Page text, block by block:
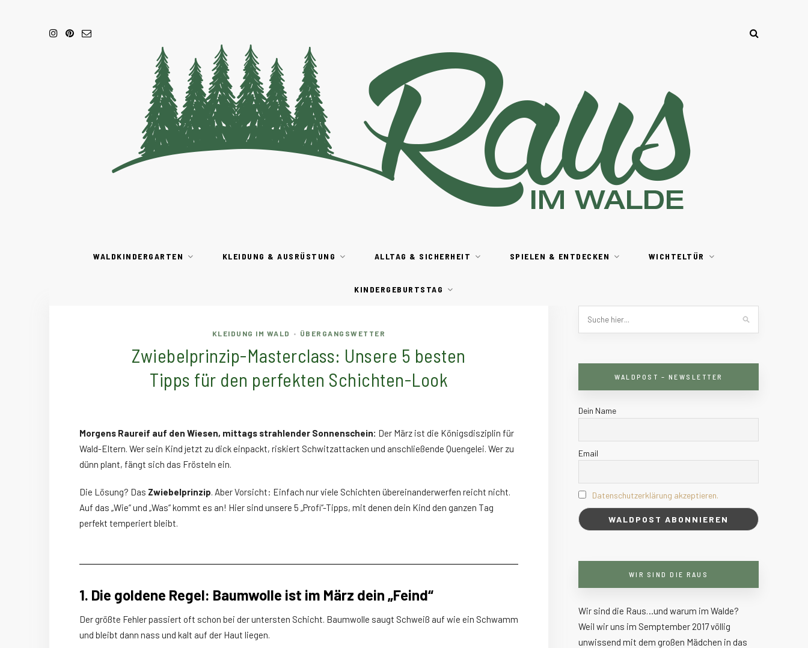
WALDKINDERGARTEN KLEIDUNG & AUSRÜSTUNG ALLTAG & SICHERHEIT SPIELEN & ENTDECKEN WICHTELTÜR
KINDERGEBURTSTAG
KLEIDUNG IM WALD • ÜBERGANGSWETTER
Zwiebelprinzip-Masterclass: Unsere 5 besten
Tipps für den perfekten Schichten-Look
Morgens Raureif auf den Wiesen, mittags strahlender Sonnenschein: Der März ist die Königsdisziplin für
Wald-Eltern. Wer sein Kind jetzt zu dick einpackt, riskiert Schwitzattacken und anschließende Quengelei. Wer zu
dünn plant, fängt sich das Frösteln ein.
Die Lösung? Das Zwiebelprinzip. Aber Vorsicht: Einfach nur viele Schichten übereinanderwerfen reicht nicht.
Auf das „Wie“ und „Was“ kommt es an! Hier sind unsere 5 „Profi“-Tipps, mit denen dein Kind den ganzen Tag
perfekt temperiert bleibt.
1. Die goldene Regel: Baumwolle ist im März dein „Feind“
Der größte Fehler passiert oft schon bei der untersten Schicht. Baumwolle saugt Schweiß auf wie ein Schwamm
und bleibt dann nass und kalt auf der Haut liegen.
WALDPOST – NEWSLETTER
Dein Name
Email
Datenschutzerklärung akzeptieren.
WIR SIND DIE RAUS
Wir sind die Raus…und warum im Walde?
Weil wir uns im Semptember 2017 völlig
unwissend mit dem großen Mädchen in das